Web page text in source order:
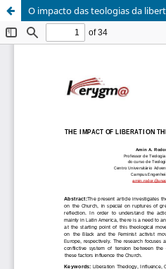
O impacto das teologias da